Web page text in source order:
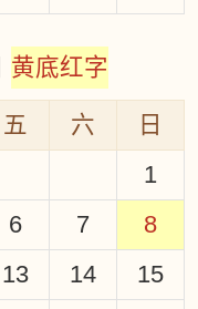
黄底红字
五 六
日
1
6 7
8
13 14
15